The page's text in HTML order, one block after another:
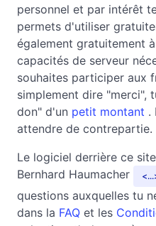
personnel et par intérêt
permets d'utiliser
également gratuitement
capacités de serveur
souhaites participer aux
simplement dire "merci",
don" d'un petit montant .
attendre de contrepartie.
Le logiciel derrière ce
Bernhard Haumacher
...
questions auxquelles tu
dans la FAQ et les